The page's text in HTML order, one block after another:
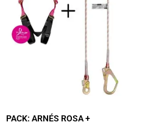
PACK: ARNÉS ROSA +